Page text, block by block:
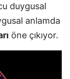
duygusal
anlamda
öne çıkıyor.